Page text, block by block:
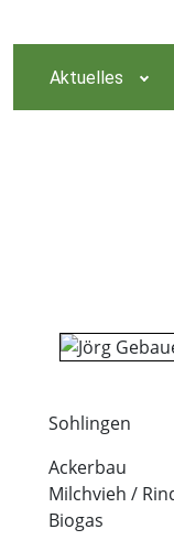
Aktuelles
Sohlingen
Ackerbau
Milchvieh /
Biogas